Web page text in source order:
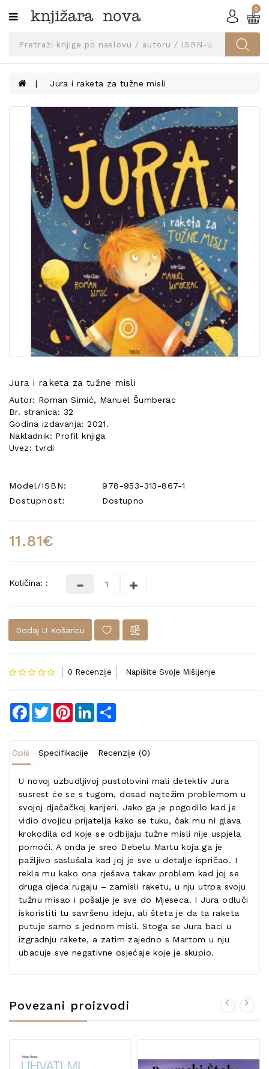
Kategorije
SVEUČILIŠNA
UDŽBENICI
KNJIGE
PRIBOR
I
OPREMA
NARUČI
UDŽBENIKE!
KONTAKT
POSEBNA
PONUDA
0
Jura i raketa za tužne misli
Jura i raketa za tužne misli
Autor: Roman Simić, Manuel Šumberac
Br. stranica: 32
Godina izdavanja: 2021.
Nakladnik: Profil knjiga
Uvez: tvrdi
Model/ISBN:
978-953-313-867-1
Dostupnost:
Dostupno
11.81€
Količina: :
Dodaj U Košaricu
0 Recenzije Napišite Svoje Mišljenje
Facebook
TwitterPinterestLinkedIn
Opis Specifikacije Recenzije (0)
U novoj uzbudljivoj pustolovini mali detektiv Jura
susrest će se s tugom, dosad najtežim problemom u
svojoj dječačkoj karijeri. Jako ga je pogodilo kad je
vidio dvojicu prijatelja kako se tuku, čak mu ni glava
krokodila od koje se odbijaju tužne misli nije uspjela
pomoći. A onda je sreo Debelu Martu koja ga je
pažljivo saslušala kad joj je sve u detalje ispričao. I
rekla mu kako ona rješava takav problem kad joj se
druga djeca rugaju – zamisli raketu, u nju utrpa svoju
tužnu misao i pošalje je sve do Mjeseca. I Jura odluči
iskoristiti tu savršenu ideju, ali šteta je da ta raketa
putuje samo s jednom misli. Stoga se Jura baci u
izgradnju rakete, a zatim zajedno s Martom u nju
ubacuje sve negativne osjećaje koje je skupio.
Povezani proizvodi